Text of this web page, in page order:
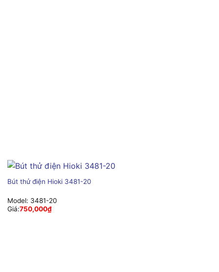
Bút thử điện Hioki 3481-20
Model: 3481-20
Giá:750,000₫